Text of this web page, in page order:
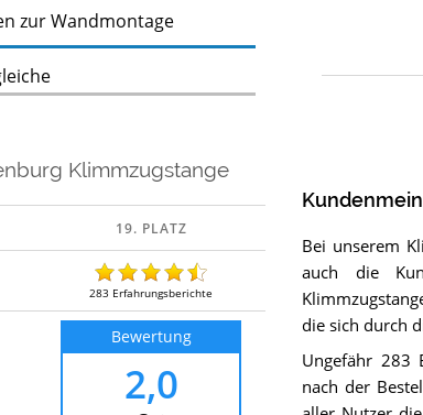
zur WandmontageTest
Klimmzugstange
283 Erfahrungsberichte
Bewertung
2,0
Bei unserem
auch die
die sich durch
Ungefähr 283
nach der